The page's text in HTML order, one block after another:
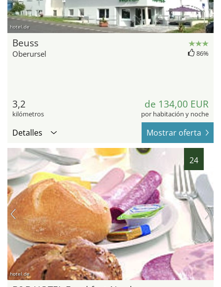
hotel.de
Beuss
Oberursel 86%
3,2
kilómetros
de 134,00 EUR
por habitación y noche
Detalles Mostrar oferta
24
hotel.de